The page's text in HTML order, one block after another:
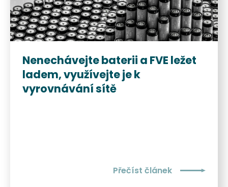
Nenechávejte baterii a FVE ležet
ladem, využívejte je k
vyrovnávání sítě
Přečíst článek